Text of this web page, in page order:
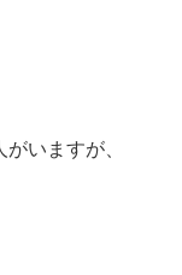
いますが、